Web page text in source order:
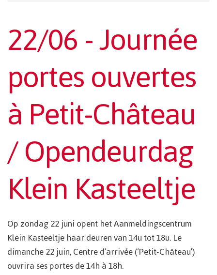
22/06 - Journée
portes ouvertes
à Petit-Château
/ Opendeurdag
Klein Kasteeltje
Op zondag 22 juni opent het Aanmeldingscentrum
Klein Kasteeltje haar deuren van 14u tot 18u. Le
dimanche 22 juin, Centre d’arrivée (‘Petit-Château’)
ouvrira ses portes de 14h à 18h.